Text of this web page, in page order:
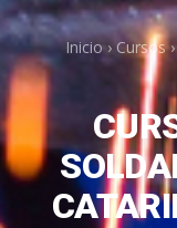
Inicio ›Cursos›